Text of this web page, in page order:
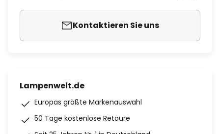
Kontaktieren Sie uns
Lampenwelt.de
Europas größte Markenauswahl
50 Tage kostenlose Retoure